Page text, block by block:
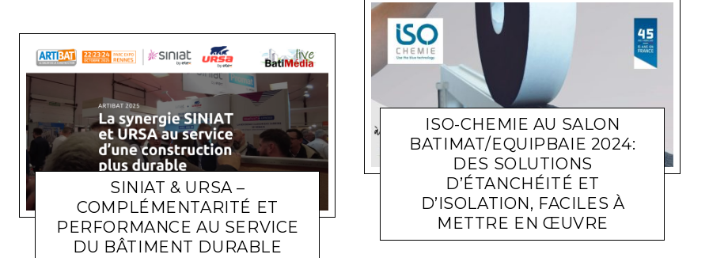
SINIAT & URSA –
COMPLÉMENTARITÉ ET
PERFORMANCE AU SERVICE
DU BÂTIMENT DURABLE
ACTUALITÉ ENTREPRISES
2025
ISO-CHEMIE AU SALON
BATIMAT/EQUIPBAIE 2024:
DES SOLUTIONS
D’ÉTANCHÉITÉ ET
D’ISOLATION, FACILES À
METTRE EN ŒUVRE
ACTUALITÉ ENTREPRISES LARA GASQUET 2 AOÛT 2024